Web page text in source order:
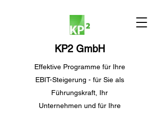
KP2 GmbH
Effektive Programme für Ihre
EBIT-Steigerung - für Sie als
Führungskraft, Ihr
Unternehmen und für Ihre